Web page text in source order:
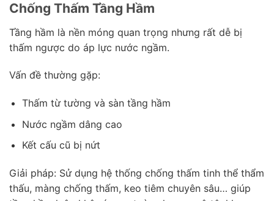
Chống Thấm Tầng Hầm
Tầng hầm là nền móng quan trọng nhưng rất dễ bị
thấm ngược do áp lực nước ngầm.
Vấn đề thường gặp:
Thấm từ tường và sàn tầng hầm
Nước ngầm dâng cao
Kết cấu cũ bị nứt
Giải pháp: Sử dụng hệ thống chống thấm tinh thể thẩm
thấu, màng chống thấm, keo tiêm chuyên sâu… giúp